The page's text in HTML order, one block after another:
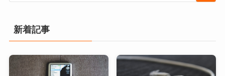
新着記事